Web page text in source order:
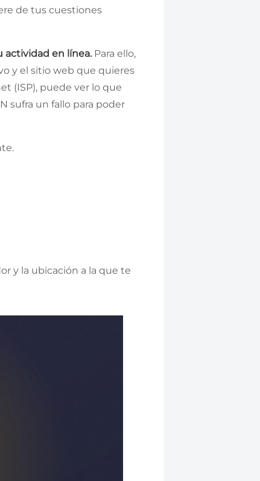
de tus cuestiones
actividad en línea. Para ello,
y el sitio web que quieres
(ISP), puede ver lo que
sufra un fallo para poder
y la ubicación a la que te